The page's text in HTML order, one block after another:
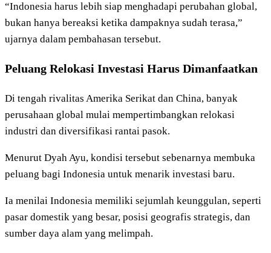
“Indonesia harus lebih siap menghadapi perubahan global,
bukan hanya bereaksi ketika dampaknya sudah terasa,”
ujarnya dalam pembahasan tersebut.
Peluang Relokasi Investasi Harus Dimanfaatkan
Di tengah rivalitas Amerika Serikat dan China, banyak
perusahaan global mulai mempertimbangkan relokasi
industri dan diversifikasi rantai pasok.
Menurut Dyah Ayu, kondisi tersebut sebenarnya membuka
peluang bagi Indonesia untuk menarik investasi baru.
Ia menilai Indonesia memiliki sejumlah keunggulan, seperti
pasar domestik yang besar, posisi geografis strategis, dan
sumber daya alam yang melimpah.